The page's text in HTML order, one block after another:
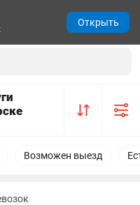
Возможен выезд
Открыть